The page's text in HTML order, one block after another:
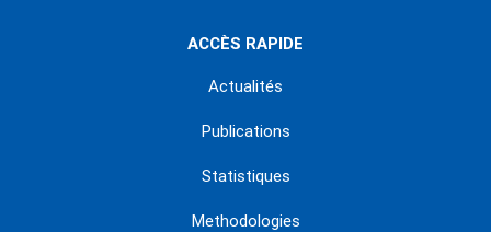
ACCÈS RAPIDE
Actualités
Publications
Statistiques
Methodologies